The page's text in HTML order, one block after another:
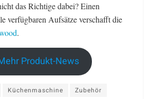
das Richtige dabei? Einen
verfügbaren Aufsätze verschafft die
.
Produkt-News
Küchenmaschine Zubehör